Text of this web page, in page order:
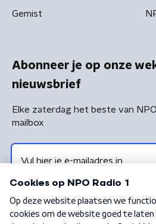
Gemist
Abonneer je op onze
nieuwsbrief
Elke zaterdag het beste van
mailbox